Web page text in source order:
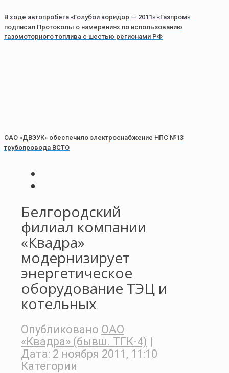
В ходе автопробега «Голубой коридор — 2011» «Газпром»
подписал Протоколы о намерениях по использованию
газомоторного топлива с шестью регионами РФ
ОАО «ДВЭУК» обеспечило электроснабжение НПС №13
трубопровода ВСТО
Белгородский
филиал компании
«Квадра»
модернизирует
энергетическое
оборудование ТЭЦ и
котельных
Опубликовано ОАО
«Квадра» (бывш. ТГК-4) |
Дата: 2 ноября 2011, 11:10
Категории